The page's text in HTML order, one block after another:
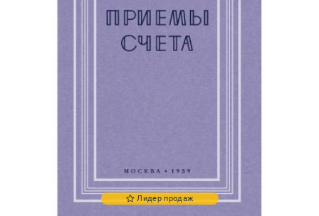
Лидер продаж